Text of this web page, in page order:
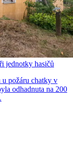
jednotky hasičů
u požáru chatky v
odhadnuta na 200